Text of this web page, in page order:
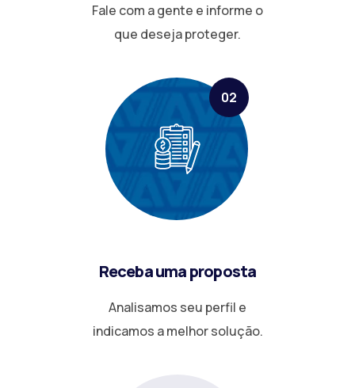
Fale com a gente e informe o
que deseja proteger.
02
Receba uma proposta
Analisamos seu perfil e
indicamos a melhor solução.